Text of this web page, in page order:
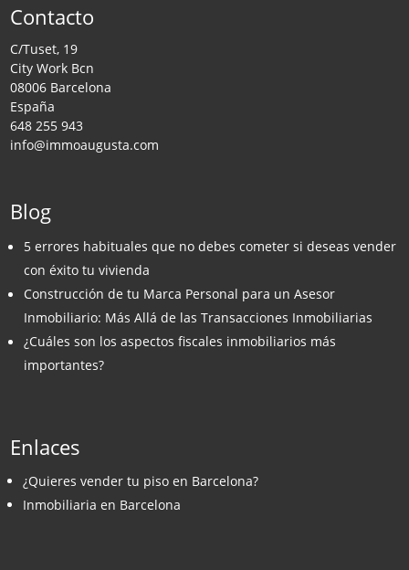
Contacto
C/Tuset, 19
City Work Bcn
08006 Barcelona
España
648 255 943
info@immoaugusta.com
Blog
5 errores habituales que no debes cometer si deseas vender
con éxito tu vivienda
Construcción de tu Marca Personal para un Asesor
Inmobiliario: Más Allá de las Transacciones Inmobiliarias
¿Cuáles son los aspectos fiscales inmobiliarios más
importantes?
Enlaces
¿Quieres vender tu piso en Barcelona?
Inmobiliaria en Barcelona